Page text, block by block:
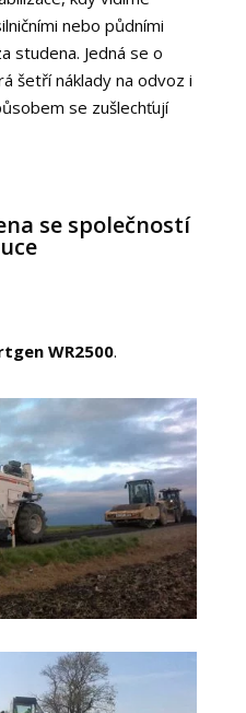
nebo půdními
studena. Jedná se o
šetří náklady na odvoz i
se zušlechťují
se společností
WR2500.